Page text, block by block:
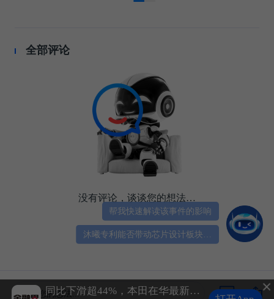
全部评论
没有评论，谈谈您的想法…
谈谈您的想法...
帮我快速解读该事件的影响
沐曦专利能否带动芯片设计板块走强？
我国多家上市公司宣布收到美国关税退税 同比下滑超44%，本田在华最新销量公布